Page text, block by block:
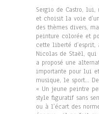
Sergio de Castro,
et choisit la voie
des thèmes divers,
peinture colorée et
cette liberté d’esprit,
Nicolas de Staël,
a proposé une
importante pour lui
musique, le sport…
« Un jeune peintre
style figuratif sans
ou à l’écart des